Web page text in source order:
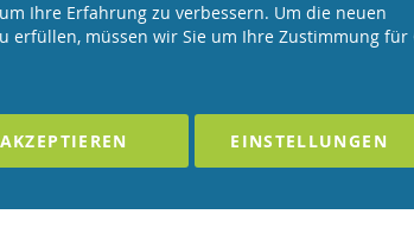
Ihre Erfahrung zu verbessern. Um die neuen
erfüllen, müssen wir Sie um Ihre Zustimmung für
AKZEPTIEREN EINSTELLUNGEN